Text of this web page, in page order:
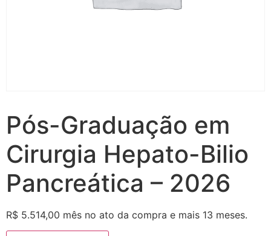
Pós-Graduação em
Cirurgia Hepato-Bilio
Pancreática – 2026
R$ 5.514,00 mês no ato da compra e mais 13 meses.